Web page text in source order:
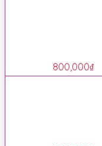
800,000₫